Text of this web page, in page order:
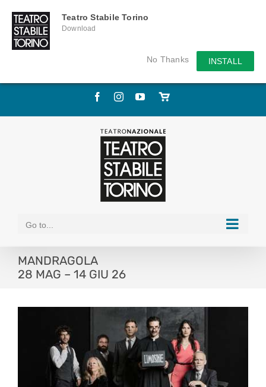
Teatro Stabile Torino
Download
No Thanks INSTALL
Skip
FacebookInstagramYouTube
Store
Go to...
MANDRAGOLA
28 MAG – 14 GIU 26